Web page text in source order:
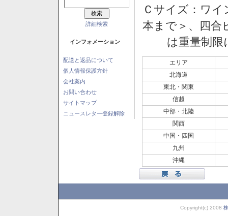
詳細検索
インフォメーション
配送と返品について
個人情報保護方針
会社案内
お問い合わせ
サイトマップ
ニュースレター登録解除
Ｃサイズ：ワイ
本まで＞、四
は重量制
エリア
北海道
東北・関東
信越
中部・北陸
関西
中国・四国
九州
沖縄
Copyright(c) 2008